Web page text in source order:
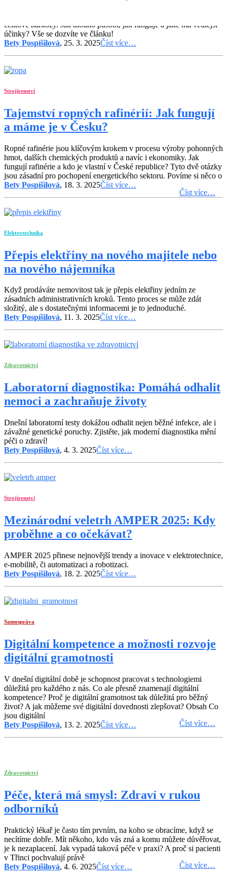
celkové narkózy. Jak dlouho působí, jak funguje a jaké má vedlejší
účinky? Vše se dozvíte ve článku!
Bety Pospíšilová, 25. 3. 2025Číst více…
Strojírenství
Tajemství ropných rafinérií: Jak fungují
a máme je v Česku?
Ropné rafinérie jsou klíčovým krokem v procesu výroby pohonných
hmot, dalších chemických produktů a navíc i ekonomiky. Jak
fungují rafinérie a kdo je vlastní v České republice? Tyto dvě otázky
jsou zásadní pro pochopení energetického sektoru. Povíme si něco o
Číst více…
Bety Pospíšilová, 18. 3. 2025Číst více…
Elektrotechnika
Přepis elektřiny na nového majitele nebo
na nového nájemníka
Když prodáváte nemovitost tak je přepis elektřiny jedním ze
zásadních administrativních kroků. Tento proces se může zdát
složitý, ale s dostatečnými informacemi je to jednoduché.
Bety Pospíšilová, 11. 3. 2025Číst více…
Zdravotnictví
Laboratorní diagnostika: Pomáhá odhalit
nemoci a zachraňuje životy
Dnešní laboratorní testy dokážou odhalit nejen běžné infekce, ale i
závažné genetické poruchy. Zjistěte, jak moderní diagnostika mění
péči o zdraví!
Bety Pospíšilová, 4. 3. 2025Číst více…
Strojírenství
Mezinárodní veletrh AMPER 2025: Kdy
proběhne a co očekávat?
AMPER 2025 přinese nejnovější trendy a inovace v elektrotechnice,
e-mobilitě, či automatizaci a robotizaci.
Bety Pospíšilová, 18. 2. 2025Číst více…
Samospráva
Digitální kompetence a možnosti rozvoje
digitální gramotnosti
V dnešní digitální době je schopnost pracovat s technologiemi
důležitá pro každého z nás. Co ale přesně znamenají digitální
kompetence? Proč je digitální gramotnost tak důležitá pro běžný
život? A jak můžeme své digitální dovednosti zlepšovat? Obsah Co
jsou digitální
Číst více…
Bety Pospíšilová, 13. 2. 2025Číst více…
Zdravotnictví
Péče, která má smysl: Zdraví v rukou
odborníků
Praktický lékař je často tím prvním, na koho se obracíme, když se
necítíme dobře. Mít někoho, kdo vás zná a komu můžete důvěřovat,
je k nezaplacení. Jak vypadá taková péče v praxi? A proč si pacienti
v Třinci pochvalují právě
Číst více…
Bety Pospíšilová, 4. 6. 2025Číst více…